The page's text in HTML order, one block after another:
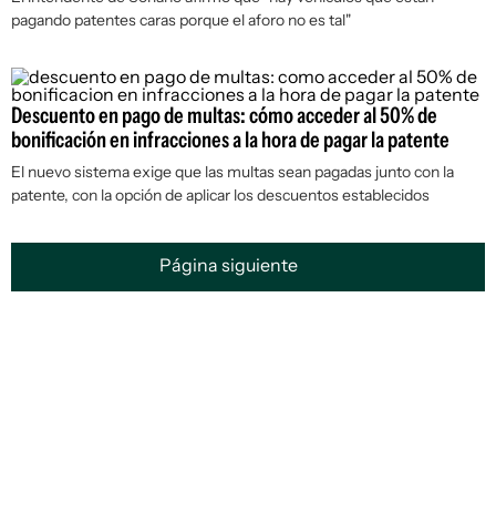
pagando patentes caras porque el aforo no es tal"
Descuento en pago de multas: cómo acceder al 50% de
bonificación en infracciones a la hora de pagar la patente
El nuevo sistema exige que las multas sean pagadas junto con la
patente, con la opción de aplicar los descuentos establecidos
Página siguiente